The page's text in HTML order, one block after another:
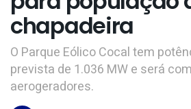
chapadeira
O Parque Eólico Cocal tem
prevista de 1.036 MW e será
aerogeradores.